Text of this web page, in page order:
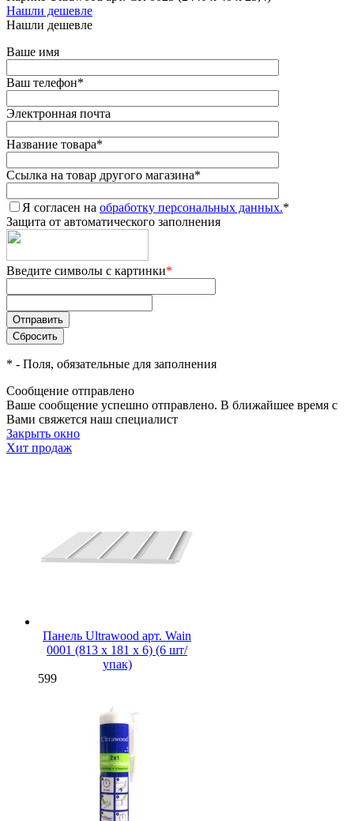
Нашли дешевле
Нашли дешевле
Ваше имя
Ваш телефон*
Электронная почта
Название товара*
Ссылка на товар другого магазина*
Я согласен на обработку персональных данных.*
Защита от автоматического заполнения
Введите символы с картинки*
* - Поля, обязательные для заполнения
Сообщение отправлено
Ваше сообщение успешно отправлено. В ближайшее время с
Вами свяжется наш специалист
Закрыть окно
Хит продаж
Панель Ultrawood арт. Wain
0001 (813 х 181 х 6) (6 шт/
упак)
599